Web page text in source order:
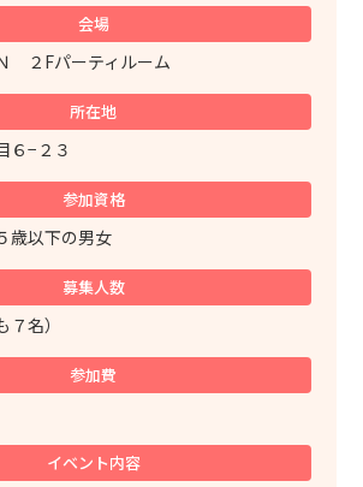
会場
２Fパーティルーム
所在地
６−２３
参加資格
歳以下の男女
募集人数
名）
参加費
イベント内容